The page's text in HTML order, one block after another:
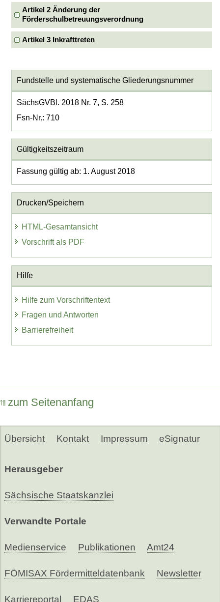
Artikel 2 Änderung der
Förderschulbetreuungsverordnung
Artikel 3 Inkrafttreten
Fundstelle und systematische Gliederungsnummer
SächsGVBl. 2018 Nr. 7, S. 258
Fsn-Nr.: 710
Gültigkeitszeitraum
Fassung gültig ab: 1. August 2018
Drucken/Speichern
HTML-Gesamtansicht
Vorschrift als PDF
Hilfe
Hilfe zum Vorschriftentext
Fragen und Antworten
Barrierefreiheit
zum Seitenanfang
Übersicht Kontakt Impressum eSignatur
Herausgeber
Sächsische Staatskanzlei
Verwandte Portale
Medienservice Publikationen Amt24
FÖMISAX Fördermitteldatenbank Newsletter
Karriereportal EDAS